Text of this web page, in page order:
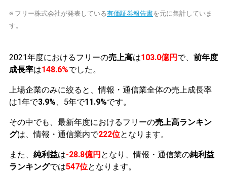
※ フリー株式会社が発表している有価証券報告書を元に集計していま
す。
2021年度におけるフリーの売上高は103.0億円 で、 前年度
成長率は148.6%でした。
上場企業のみに絞ると、情報・通信業全体の売上成長率
は1年で3.9%、5年で11.9%です。
その中でも、最新年度におけるフリーの売上高ランキン
グは、情報・通信業内で222位となります。
また、 純利益は-28.8億円 となり、情報・通信業の純利益
ランキングでは547位となります。